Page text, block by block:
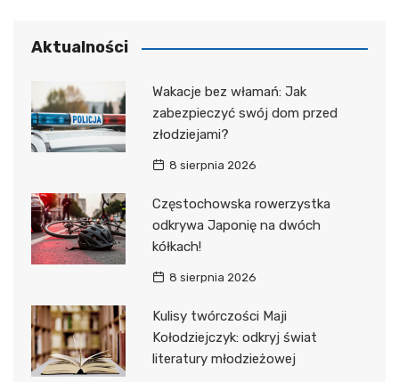
Aktualności
Wakacje bez włamań: Jak
zabezpieczyć swój dom przed
złodziejami?
8 sierpnia 2026
Częstochowska rowerzystka
odkrywa Japonię na dwóch
kółkach!
8 sierpnia 2026
Kulisy twórczości Maji
Kołodziejczyk: odkryj świat
literatury młodzieżowej